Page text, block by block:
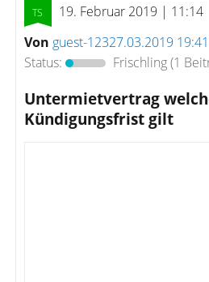
19. Februar 2019 | 11:14
Von guest-12327.03.2019
Status:
Frischling(1
Untermietvertrag
Kündigungsfrist gilt